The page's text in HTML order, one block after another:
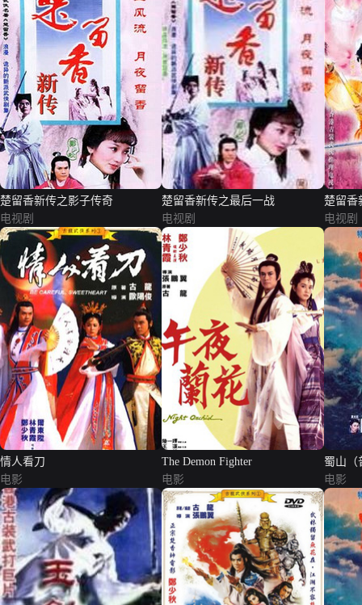
楚留香新传之影子传奇
电视剧
楚留香新传之最后一战
电视剧
楚留香
电视剧
情人看刀
电影
The Demon Fighter
电影
蜀山（
电影